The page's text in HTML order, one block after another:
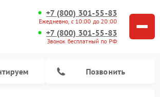
+7 (800) 301-55-83
Ежедневно, с 10:00 до 20:00
+7 (800) 301-55-83
Звонок бесплатный по РФ
Позвонить